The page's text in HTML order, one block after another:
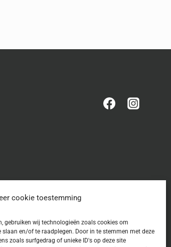
cookie toestemming
gebruiken wij technologieën zoals cookies om
en/of te raadplegen. Door in te stemmen met deze
zoals surfgedrag of unieke ID's op deze site
Indien u op deze site een publicatie van